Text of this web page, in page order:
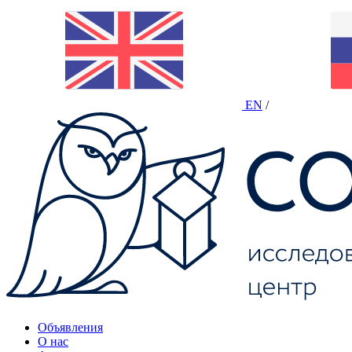
EN /
Объявления
О нас